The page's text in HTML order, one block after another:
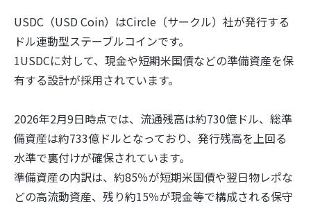
USDC（USD Coin）はCircle（サークル）社が発行する
ドル連動型ステーブルコインです。
1USDCに対して、現金や短期米国債などの準備資産を保
有する設計が採用されています。
2026年2月9日時点では、流通残高は約730億ドル、総準
備資産は約733億ドルとなっており、発行残高を上回る
水準で裏付けが確保されています。
準備資産の内訳は、約85％が短期米国債や翌日物レポな
どの高流動資産、残り約15％が現金等で構成される保守